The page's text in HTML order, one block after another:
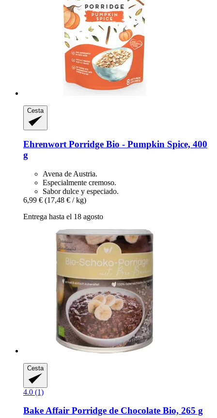
Cesta
EhrenwortPorridge Bio -​ Pumpkin Spice, 400
g
Avena de Austria.
Especialmente cremoso.
Sabor dulce y especiado.
6,99 € (17,48 € / kg)
Entrega hasta el 18 agosto
Cesta
4.0 (1)
Bake Affair Porridge de Chocolate Bio, 265 g